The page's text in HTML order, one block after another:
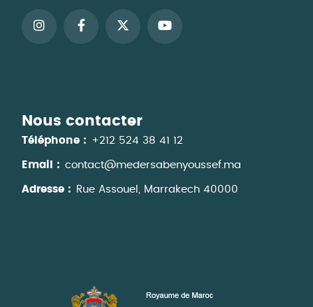
Nous contacter
Téléphone : +212 524 38 41 12
Email : contact@medersabenyoussef.ma
Adresse : Rue Assouel, Marrakech 40000